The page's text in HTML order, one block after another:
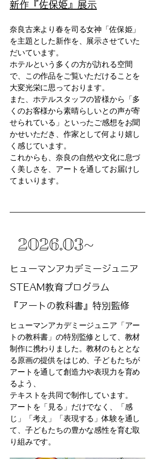
新作『佐保姫』​展示
奈良古来より春を司る女神「佐保姫」
を主題とした新作を、展示させていた
だいています。
ホテルという多くの方が訪れる空間
で、この作品をご覧いただけることを
大変光栄に思っております。
また、ホテルスタッフの皆様から「多
くのお客様から素晴らしいとの声が寄
せられている」といったご感想をお聞
かせいただき、作家として何より嬉し
く感じています。
これからも、奈良の自然や文化に息づ
く美しさを、アートを通してお届けし
てまいります。
2026.03~
ヒューマンアカデミージュニア
STEAM教育プログラム
『アートの教科書』特別監修
ヒューマンアカデミージュニア「アー
トの教科書」の特別監修として、教材
制作に携わりました。教材のもととな
る原画の提供をはじめ、子どもたちが
アートを通して創造力や表現力を育め
るよう、
テキストを共同で制作しています。
アートを「見る」だけでなく、「感
じ」「考え」「表現する」体験を通し
て、子どもたちの豊かな感性を育む取
り組みです。